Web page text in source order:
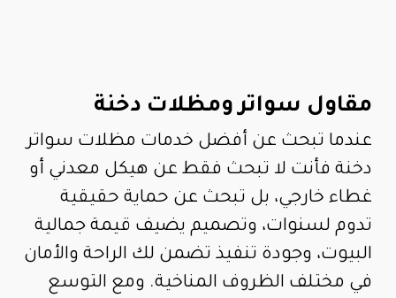
مقاول سواتر ومظلات دخنة
عندما تبحث عن أفضل خدمات مظلات سواتر
دخنة فأنت لا تبحث فقط عن هيكل معدني أو
غطاء خارجي، بل تبحث عن حماية حقيقية
تدوم لسنوات، وتصميم يضيف قيمة جمالية
البيوت، وجودة تنفيذ تضمن لك الراحة والأمان
في مختلف الظروف المناخية. ومع التوسع